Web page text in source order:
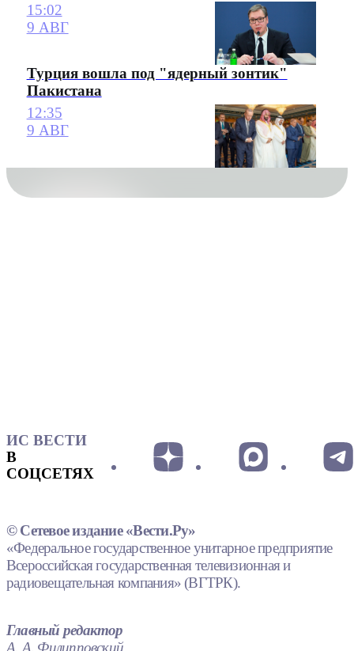
15:02
9 АВГ
Турция вошла под "ядерный зонтик"
Пакистана
12:35
9 АВГ
ИС ВЕСТИ
В
СОЦСЕТЯХ
© Сетевое издание «Вести.Ру»
«Федеральное государственное унитарное предприятие
Всероссийская государственная телевизионная и
радиовещательная компания» (ВГТРК).
Главный редактор